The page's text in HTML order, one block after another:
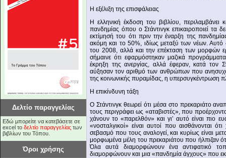
Δελτίο παραγγελίας
Εδώ μπορείτε να κατεβάσετε σε
excel το δελτίο παραγγελίας των
βιβλίων του Τόπου.
Όροι χρήσης
Η εξέλιξη της επισφάλειας
Η ελληνική έκδοση του βιβλίου,
πανδημίας όπου ο Στάντινγκ επικαιροποιεί τα
εκτίμησή του ότι πριν την έναρξη της
ακόμη και το 50%, ιδίως μεταξύ των νέων. Αυτό
του 2008, αλλά και την επέκταση των μορφών
σήμαινε ότι εφαρμόστηκαν μαζικά
έκρηξη της ανεργίας, αλλά έφεραν, κατά τον
αύξησαν τον αριθμό των ανθρώπων που
της κοινωνικής πυραμίδας, η υπερσυγκέντρωση
Η επικίνδυνη τάξη
Ο Στάντινγκ θεωρεί ότι μέσα στο πρεκαριάτο
τους περιγράφει ως «αταβιστές», που
χάνουν το «παρελθόν» και γι’ αυτό είναι πιο
«νοσταλγικοί» είναι αυτοί που αισθάνονται
σεβασμό που τους αναλογεί, και κυρίως είναι
μορφωμένα μέλη του πρεκαριάτου που ήλπιζαν
Όλα αυτά διαμορφώνουν ένα αντιφατικό
διαμορφώνουν και μια «πανδημία άγχους» που